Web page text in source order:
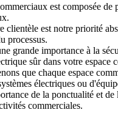
est composée
est notre priorité
processus.
grande importance à la
sûr dans votre espace
que chaque espace
électriques ou
de la ponctualité et
commerciales.